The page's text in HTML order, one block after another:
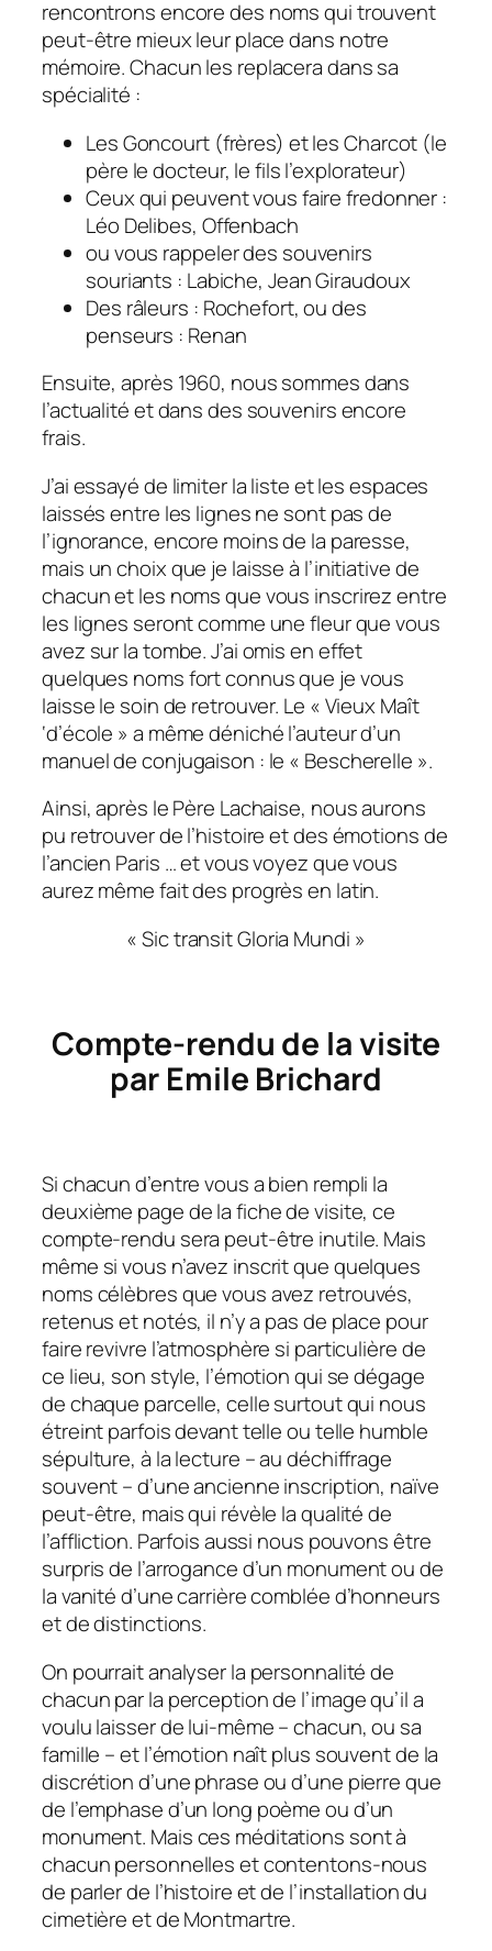
rencontrons encore des noms qui trouvent
peut-être mieux leur place dans notre
mémoire. Chacun les replacera dans sa
spécialité :
Les Goncourt (frères) et les Charcot (le
père le docteur, le fils l’explorateur)
Ceux qui peuvent vous faire fredonner :
Léo Delibes, Offenbach
ou vous rappeler des souvenirs
souriants : Labiche, Jean Giraudoux
Des râleurs : Rochefort, ou des
penseurs : Renan
Ensuite, après 1960, nous sommes dans
l’actualité et dans des souvenirs encore
frais.
J’ai essayé de limiter la liste et les espaces
laissés entre les lignes ne sont pas de
l’ignorance, encore moins de la paresse,
mais un choix que je laisse à l’initiative de
chacun et les noms que vous inscrirez entre
les lignes seront comme une fleur que vous
avez sur la tombe. J’ai omis en effet
quelques noms fort connus que je vous
laisse le soin de retrouver. Le « Vieux Maît
‘d’école » a même déniché l’auteur d’un
manuel de conjugaison : le « Bescherelle ».
Ainsi, après le Père Lachaise, nous aurons
pu retrouver de l’histoire et des émotions de
l’ancien Paris … et vous voyez que vous
aurez même fait des progrès en latin.
« Sic transit Gloria Mundi »
Compte-rendu de la visite
par Emile Brichard
Si chacun d’entre vous a bien rempli la
deuxième page de la fiche de visite, ce
compte-rendu sera peut-être inutile. Mais
même si vous n’avez inscrit que quelques
noms célèbres que vous avez retrouvés,
retenus et notés, il n’y a pas de place pour
faire revivre l’atmosphère si particulière de
ce lieu, son style, l’émotion qui se dégage
de chaque parcelle, celle surtout qui nous
étreint parfois devant telle ou telle humble
sépulture, à la lecture – au déchiffrage
souvent – d’une ancienne inscription, naïve
peut-être, mais qui révèle la qualité de
l’affliction. Parfois aussi nous pouvons être
surpris de l’arrogance d’un monument ou de
la vanité d’une carrière comblée d’honneurs
et de distinctions.
On pourrait analyser la personnalité de
chacun par la perception de l’image qu’il a
voulu laisser de lui-même – chacun, ou sa
famille – et l’émotion naît plus souvent de la
discrétion d’une phrase ou d’une pierre que
de l’emphase d’un long poème ou d’un
monument. Mais ces méditations sont à
chacun personnelles et contentons-nous
de parler de l’histoire et de l’installation du
cimetière et de Montmartre.